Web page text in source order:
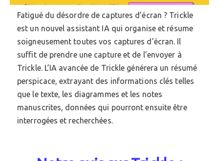
Fatigué du désordre de captures d’écran ? Trickle
est un nouvel assistant IA qui organise et résume
soigneusement toutes vos captures d’écran. Il
suffit de prendre une capture et de l’envoyer à
Trickle. L’IA avancée de Trickle générera un résumé
perspicace, extrayant des informations clés telles
que le texte, les diagrammes et les notes
manuscrites, données qui pourront ensuite être
interrogées et recherchées.